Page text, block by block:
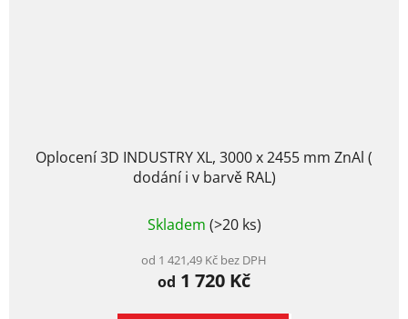
Oplocení 3D INDUSTRY XL, 3000 x 2455 mm ZnAl (
dodání i v barvě RAL)
hodnocení
je
3,0
5
Skladem (>20 ks)
od 1 421,49 Kč bez DPH
od 1 720 Kč